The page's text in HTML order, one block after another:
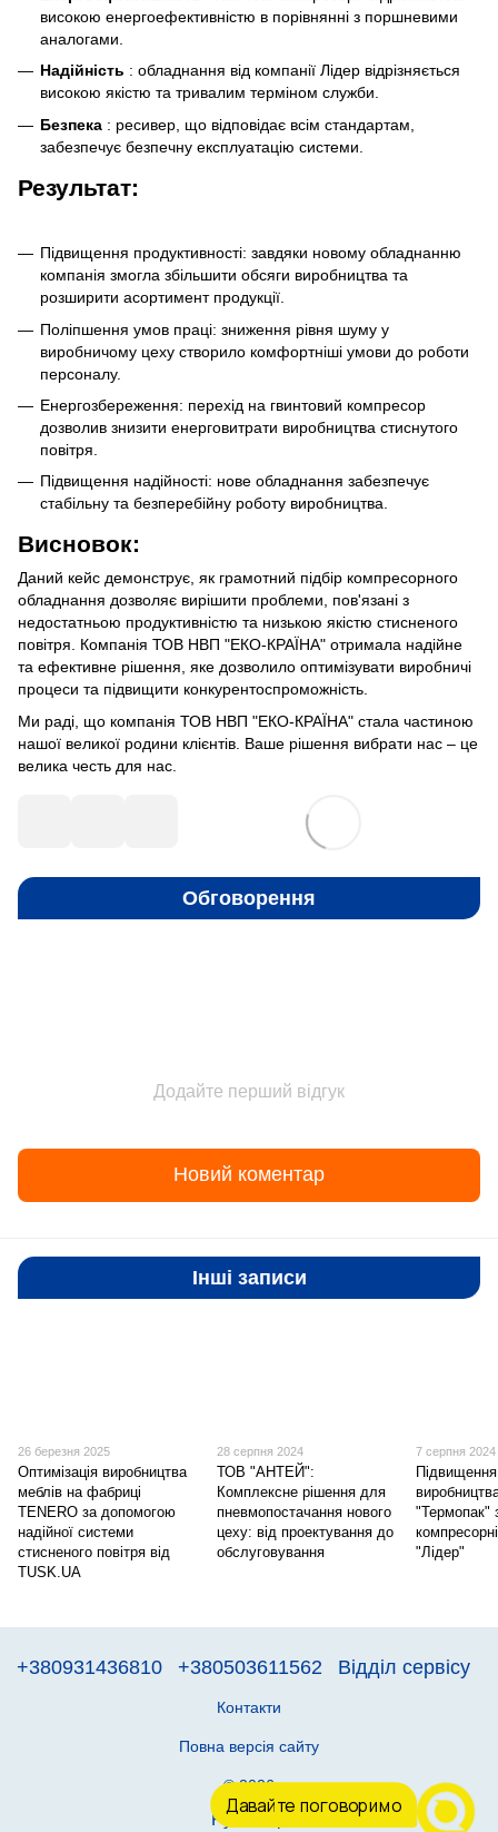
високою енергоефективністю в порівнянні з поршневими
аналогами.
Надійність : обладнання від компанії Лідер відрізняється
високою якістю та тривалим терміном служби.
Безпека : ресивер, що відповідає всім стандартам,
забезпечує безпечну експлуатацію системи.
Результат:
Підвищення продуктивності: завдяки новому обладнанню
компанія змогла збільшити обсяги виробництва та
розширити асортимент продукції.
Поліпшення умов праці: зниження рівня шуму у
виробничому цеху створило комфортніші умови до роботи
персоналу.
Енергозбереження: перехід на гвинтовий компресор
дозволив знизити енерговитрати виробництва стиснутого
повітря.
Підвищення надійності: нове обладнання забезпечує
стабільну та безперебійну роботу виробництва.
Висновок:
Даний кейс демонструє, як грамотний підбір компресорного
обладнання дозволяє вирішити проблеми, пов'язані з
недостатньою продуктивністю та низькою якістю стисненого
повітря. Компанія ТОВ НВП "ЕКО-КРАЇНА" отримала надійне
та ефективне рішення, яке дозволило оптимізувати виробничі
процеси та підвищити конкурентоспроможність.
Ми раді, що компанія ТОВ НВП "ЕКО-КРАЇНА" стала частиною
нашої великої родини клієнтів. Ваше рішення вибрати нас – це
велика честь для нас.
Обговорення
Додайте перший відгук
Новий коментар
Інші записи
26 березня 2025
Оптимізація виробництва
меблів на фабриці
TENERO за допомогою
надійної системи
стисненого повітря від
TUSK.UA
28 серпня 2024
ТОВ "АНТЕЙ":
Комплексне рішення для
пневмопостачання нового
цеху: від проектування до
обслуговування
7 серпня 2024
"Термопак"
"Лідер"
+380931436810 +380503611562 Відділ сервісу
Контакти
Повна версія сайту
© 2026
Рус
Давайте поговоримо